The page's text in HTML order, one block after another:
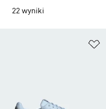
22 wyniki